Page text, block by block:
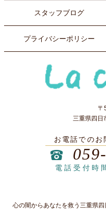
スタッフブログ
プライバシーポリシー
〒
三重県四日
お電話でのお
電話受付時
心の闇からあなたを救う三重県